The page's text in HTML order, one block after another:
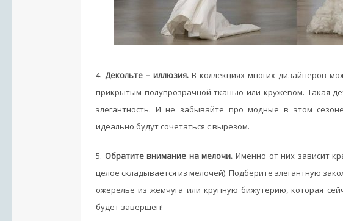
4. Декольте – иллюзия. В коллекциях многих дизайнеров
прикрытым полупрозрачной тканью или кружевом. Такая
элегантность. И не забывайте про модные в этом
идеально будут сочетаться с вырезом.
5. Обратите внимание на мелочи. Именно от них зависит
целое складывается из мелочей). Подберите элегантную
ожерелье из жемчуга или крупную бижутерию, которая
будет завершен!